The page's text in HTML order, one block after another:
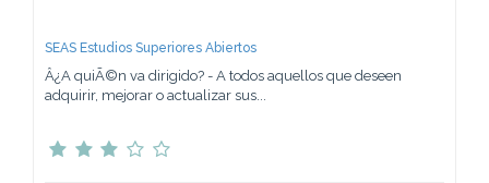
SEAS Estudios Superiores Abiertos
Â¿A quiÃ©n va dirigido? - A todos aquellos que deseen
adquirir, mejorar o actualizar sus...